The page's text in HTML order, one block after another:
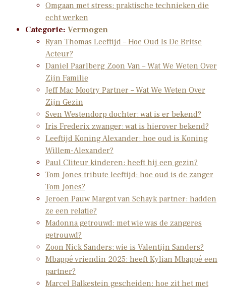
Omgaan met stress: praktische technieken die
echt werken
Categorie: Vermogen
Ryan Thomas Leeftijd – Hoe Oud Is De Britse
Acteur?
Daniel Paarlberg Zoon Van – Wat We Weten Over
Zijn Familie
Jeff Mac Mootry Partner – Wat We Weten Over
Zijn Gezin
Sven Westendorp dochter: wat is er bekend?
Iris Frederix zwanger: wat is hierover bekend?
Leeftijd Koning Alexander: hoe oud is Koning
Willem-Alexander?
Paul Cliteur kinderen: heeft hij een gezin?
Tom Jones tribute leeftijd: hoe oud is de zanger
Tom Jones?
Jeroen Pauw Margot van Schayk partner: hadden
ze een relatie?
Madonna getrouwd: met wie was de zangeres
getrouwd?
Zoon Nick Sanders: wie is Valentijn Sanders?
Mbappé vriendin 2025: heeft Kylian Mbappé een
partner?
Marcel Balkestein gescheiden: hoe zit het met